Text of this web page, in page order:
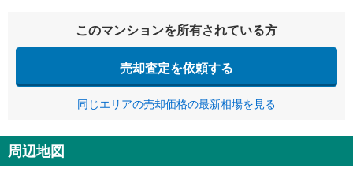
このマンションを所有されている方
売却査定を依頼する
同じエリアの売却価格の最新相場を見る
周辺地図